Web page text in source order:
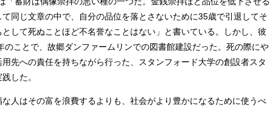
同じ文章の中で、自分の品位を落とさないために35歳で引退してそ
して死ぬことほど不名誉なことはない」と書いている。しかし、彼
ことで、故郷ダンファームリンでの図書館建設だった。死の際にや
先への責任を持ちながら行った、スタンフォード大学の創設者スタ
した。
な人はその富を浪費するよりも、社会がより豊かになるために使うべ